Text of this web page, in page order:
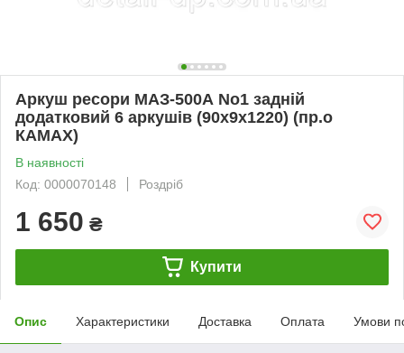
Аркуш ресори МАЗ-500А No1 задній
додатковий 6 аркушів (90х9х1220) (пр.о
КАМАХ)
В наявності
Код: 0000070148
Роздріб
1 650 ₴
Купити
Опис Характеристики Доставка Оплата Умови